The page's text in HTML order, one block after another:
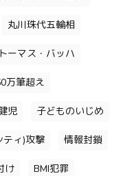
丸川珠代五輪相
トーマス・バッハ
万筆超え
児 子どものいじめ
ティ)攻撃 情報封鎖
け BMI犯罪